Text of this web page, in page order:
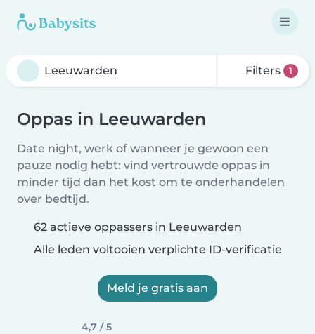
Filters 1
Oppas in Leeuwarden
Date night, werk of wanneer je gewoon een
pauze nodig hebt: vind vertrouwde oppas in
minder tijd dan het kost om te onderhandelen
over bedtijd.
62 actieve oppassers in Leeuwarden
Alle leden voltooien verplichte ID-verificatie
Meld je gratis aan
4,7 / 5